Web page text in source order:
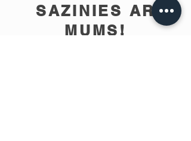
SAZINIES AR
MUMS!